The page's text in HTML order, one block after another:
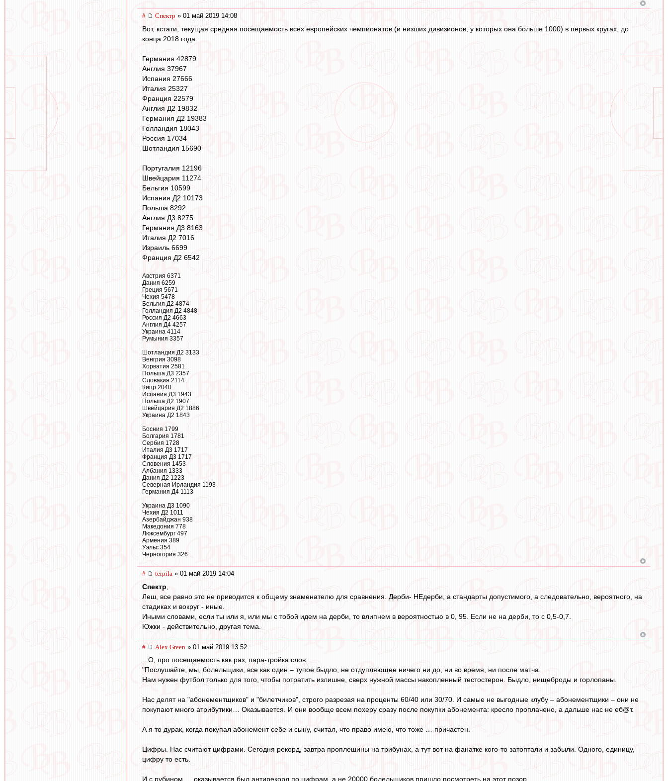
# Спектр » 01 май 2019 14:08
Вот, кстати, текущая средняя посещаемость всех европейских чемпионатов (и низших дивизионов, у которых она больше 1000) в первых кругах, до
конца 2018 года
Германия 42879
Англия 37967
Испания 27666
Италия 25327
Франция 22579
Англия Д2 19832
Германия Д2 19383
Голландия 18043
Россия 17034
Шотландия 15690
Португалия 12196
Швейцария 11274
Бельгия 10599
Испания Д2 10173
Польша 8292
Англия Д3 8275
Германия Д3 8163
Италия Д2 7016
Израиль 6699
Франция Д2 6542
Австрия 6371
Дания 6259
Греция 5671
Чехия 5478
Бельгия Д2 4874
Голландия Д2 4848
Россия Д2 4663
Англия Д4 4257
Украина 4114
Румыния 3357
Шотландия Д2 3133
Венгрия 3098
Хорватия 2581
Польша Д3 2357
Словакия 2114
Кипр 2040
Испания Д3 1943
Польша Д2 1907
Швейцария Д2 1886
Украина Д2 1843
Босния 1799
Болгария 1781
Сербия 1728
Италия Д3 1717
Франция Д3 1717
Словения 1453
Албания 1333
Дания Д2 1223
Северная Ирландия 1193
Германия Д4 1113
Украина Д3 1090
Чехия Д2 1011
Азербайджан 938
Македония 778
Люксембург 497
Армения 389
Уэльс 354
Черногория 326
# terpila » 01 май 2019 14:04
Спектр
Леш, все равно это не приводится к общему знаменателю для сравнения. Дерби- НЕдерби, а стандарты допустимого, а следовательно, вероятного, на
стадиках и вокруг - иные.
Иными словами, если ты или я, или мы с тобой идем на дерби, то влипнем в вероятностью в 0, 95. Если не на дерби, то с 0,5-0,7.
Южки - действительно, другая тема.
# Alex Green » 01 май 2019 13:52
...О, про посещаемость как раз, пара-тройка слов:
"Послушайте, мы, болельщики, все как один – тупое быдло, не отдупляющее ничего ни до, ни во время, ни после матча.
Нам нужен футбол только для того, чтобы потратить излишне, сверх нужной массы накопленный тестостерон. Быдло, нищеброды и горлопаны.
Нас делят на "абонементщиков" и "билетчиков", строго разрезая на проценты 60/40 или 30/70. И самые не выгодные клубу – абонементщики – они не
покупают много атрибутики… Оказывается. И они вообще всем похеру сразу после покупки абонемента: кресло проплачено, а дальше нас не еб@т.
А я то дурак, когда покупал абонемент себе и сыну, считал, что право имею, что тоже … причастен.
Цифры. Нас считают цифрами. Сегодня рекорд, завтра проплешины на трибунах, а тут вот на фанатке кого-то затоптали и забыли. Одного, единицу,
цифру то есть.
И с рубином … оказывается был антирекорд по цифрам, а не 20000 болельщиков пришло посмотреть на этот позор.